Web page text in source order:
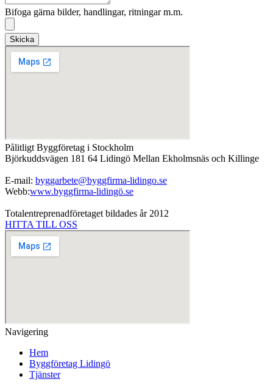
Bifoga gärna bilder, handlingar, ritningar m.m.
Skicka
Pålitligt Byggföretag i Stockholm
Björkuddsvägen 181 64 Lidingö Mellan Ekholmsnäs och Killinge
E-mail: byggarbete@byggfirma-lidingo.se
Webb:www.byggfirma-lidingö.se
Totalentreprenadföretaget bildades år 2012
HITTA TILL OSS
Navigering
Hem
Byggföretag Lidingö
Tjänster